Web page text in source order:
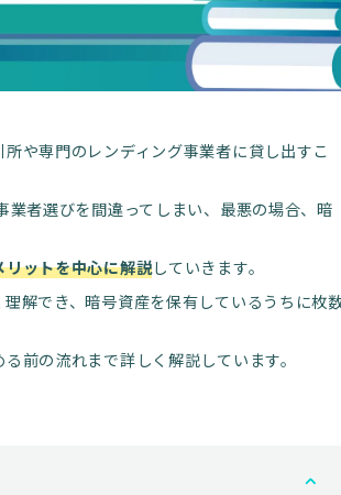
や専門のレンディング事業者に貸し出すこ
者選びを間違ってしまい、最悪の場合、暗
ットを中心に解説していきます。
解でき、暗号資産を保有しているうちに枚
前の流れまで詳しく解説しています。